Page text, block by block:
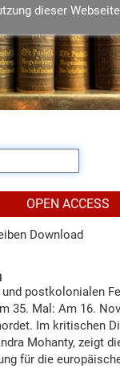
dieser
OPEN ACCESS
Download
postkolonialen
35. Mal: Am 16.
Im kritischen
Mohanty, zeigt
für die